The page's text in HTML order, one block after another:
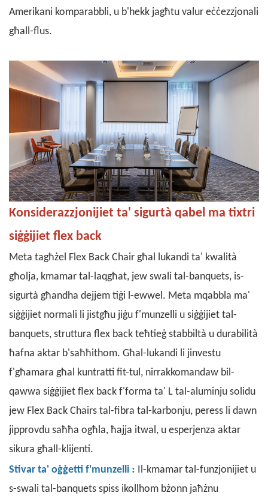
Amerikani komparabbli, u b'hekk jagħtu valur eċċezzjonali
għall-flus.
Konsiderazzjonijiet ta' sigurtà qabel ma tixtri
siġġijiet flex back
Meta tagħżel Flex Back Chair għal lukandi ta' kwalità
għolja, kmamar tal-laqgħat, jew swali tal-banquets, is-
sigurtà għandha dejjem tiġi l-ewwel. Meta mqabbla ma'
siġġijiet normali li jistgħu jiġu f'munzelli u siġġijiet tal-
banquets, struttura flex back teħtieġ stabbiltà u durabilità
ħafna aktar b'saħħithom. Għal-lukandi li jinvestu
f'għamara għal kuntratti fit-tul, nirrakkomandaw bil-
qawwa siġġijiet flex back f'forma ta' L tal-aluminju solidu
jew Flex Back Chairs tal-fibra tal-karbonju, peress li dawn
jipprovdu saħħa ogħla, ħajja itwal, u esperjenza aktar
sikura għall-klijenti.
Stivar ta' oġġetti f'munzelli : Il-kmamar tal-funzjonijiet u
s-swali tal-banquets spiss ikollhom bżonn jaħżnu